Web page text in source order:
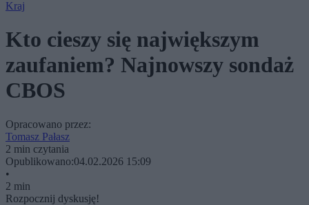
Kraj
Kto cieszy się największym
zaufaniem? Najnowszy sondaż
CBOS
Opracowano przez:
Tomasz Pałasz
2 min czytania
Opublikowano:04.02.2026 15:09
•
2 min
Rozpocznij dyskusję!